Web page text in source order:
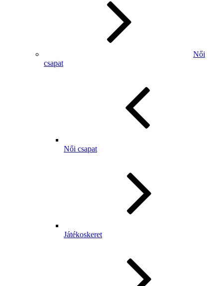
Női
csapat
Női csapat
Játékoskeret